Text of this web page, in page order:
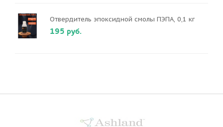
Отвердитель эпоксидной смолы ПЭПА, 0,1 кг
195 руб.